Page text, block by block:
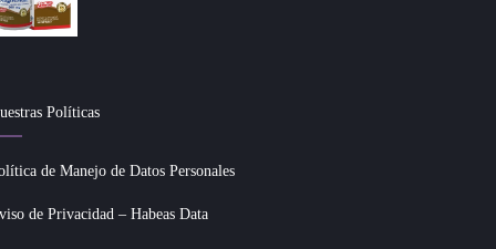
Políticas
de Manejo de Datos Personales
de Privacidad – Habeas Data